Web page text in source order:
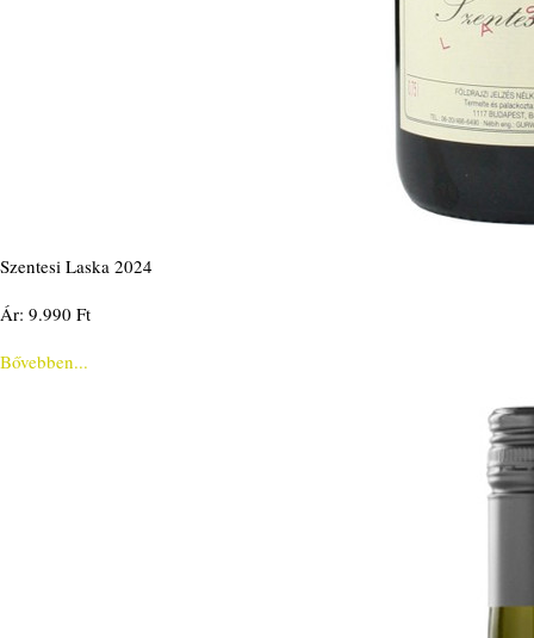
Szentesi Laska 2024
Ár: 9.990 Ft
Bővebben...